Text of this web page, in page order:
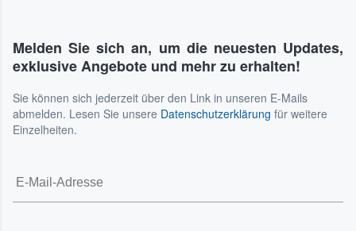
Melden Sie sich an, um die neuesten Updates,
exklusive Angebote und mehr zu erhalten!
Sie können sich jederzeit über den Link in unseren E-Mails
abmelden. Lesen Sie unsere Datenschutzerklärung für weitere
Einzelheiten.